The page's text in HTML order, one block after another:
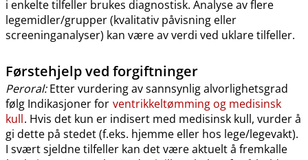
i enkelte tilfeller brukes diagnostisk. Analyse av flere
legemidler​/​grupper (kvalitativ påvisning eller
screeninganalyser) kan være av verdi ved uklare tilfeller.
Førstehjelp ved forgiftninger
Peroral:Etter vurdering av sannsynlig alvorlighetsgrad
følg Indikasjoner for ventrikkeltømming og medisinsk
kull. Hvis det kun er indisert med medisinsk kull, vurder å
gi dette på stedet (f.eks. hjemme eller hos lege​/​legevakt).
I svært sjeldne tilfeller kan det være aktuelt å fremkalle